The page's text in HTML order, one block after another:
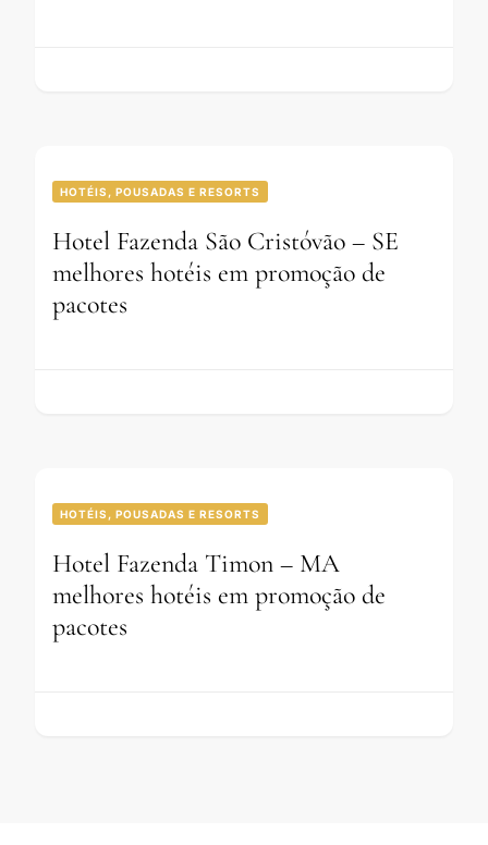
HOTÉIS, POUSADAS E RESORTS
Hotel Fazenda São Cristóvão – SE
melhores hotéis em promoção de
pacotes
HOTÉIS, POUSADAS E RESORTS
Hotel Fazenda Timon – MA
melhores hotéis em promoção de
pacotes